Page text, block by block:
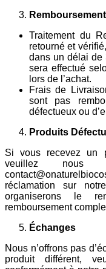
Remboursement
Traitement du
retourné et
dans un délai de
sera effectué
lors de l’achat.
Frais de
sont pas
défectueux ou
Produits
Si vous recevez un
veuillez nous
réclamation sur
organiserons le
remboursement
Échanges
Nous n’offrons pas
produit différent,